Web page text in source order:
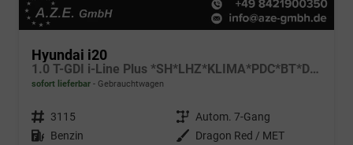
Hyundai i20
1.0 T-GDI i-Line Plus *SH*LHZ*KLIMA*PDC*BT*DAB*AHK*
sofort lieferbar Gebrauchtwagen
Fahrzeugnr. 3115 Getriebe Autom. 7-Gang
Kraftstoff Benzin Außenfarbe Dragon Red / MET